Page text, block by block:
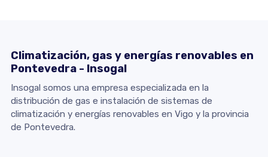
Climatización, gas y energías renovables en
Pontevedra - Insogal
Insogal somos una empresa especializada en la
distribución de gas e instalación de sistemas de
climatización y energías renovables en Vigo y la provincia
de Pontevedra.